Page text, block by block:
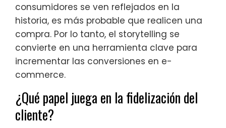
consumidores se ven reflejados en la
historia, es más probable que realicen una
compra. Por lo tanto, el storytelling se
convierte en una herramienta clave para
incrementar las conversiones en e-
commerce.
¿Qué papel juega en la fidelización del
cliente?